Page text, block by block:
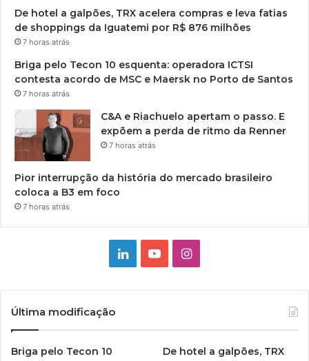
De hotel a galpões, TRX acelera compras e leva fatias
de shoppings da Iguatemi por R$ 876 milhões
7 horas atrás
Briga pelo Tecon 10 esquenta: operadora ICTSI
contesta acordo de MSC e Maersk no Porto de Santos
7 horas atrás
C&A e Riachuelo apertam o passo. E
expõem a perda de ritmo da Renner
7 horas atrás
Pior interrupção da história do mercado brasileiro
coloca a B3 em foco
7 horas atrás
LinkedinYouTubeInstagram
Última modificação
Briga pelo Tecon 10
De hotel a galpões, TRX